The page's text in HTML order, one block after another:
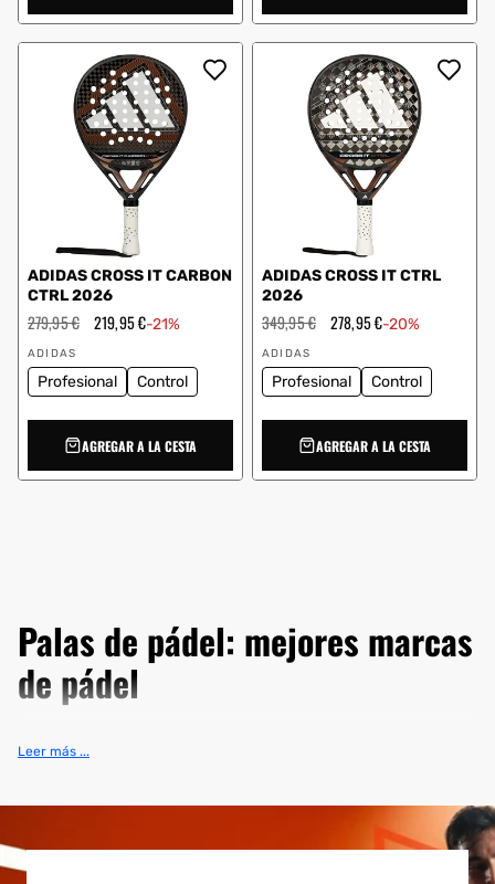
ADIDAS CROSS IT CARBON
CTRL 2026
Precio
habitual
279,95 € Precio
219,95 €-21%
Proveedor:
ADIDAS
Profesional Control
AGREGAR A LA CESTA
ADIDAS CROSS IT CTRL
2026
Precio
habitual
349,95 € Precio
278,95 €-20%
Proveedor:
ADIDAS
Profesional Control
AGREGAR A LA CESTA
Palas de pádel: mejores marcas
de pádel
Encuentra tus palas de pádel a los
tienda online
de palas del World Padel Tour.
Descubre aquí
las
modelos de las marcas más prestigiosas del sector.
Leer más ...